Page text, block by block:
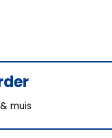
muis